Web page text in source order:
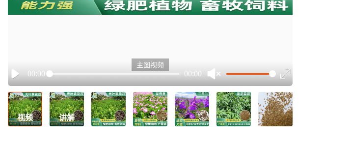
Play
00:00 00:00
主图视频
视频 讲解